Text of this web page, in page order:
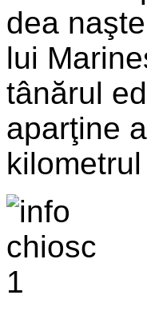
dea
lui
tânărul
aparţine